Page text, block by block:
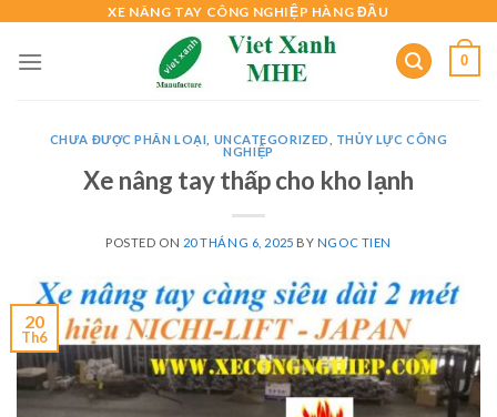
content
XE NÂNG TAY CÔNG NGHIỆP HÀNG ĐẦU
0
CHƯA ĐƯỢC PHÂN LOẠI UNCATEGORIZED
THỦY LỰC CÔNG
NGHIỆP
Xe nâng tay thấp cho kho lạnh
POSTED ON 20 THÁNG 6, 2025 BY NGOC TIEN
20
Th6